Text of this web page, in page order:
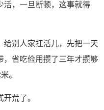
活，一旦断顿，这事就得
给别人家扛活儿，先把一天
，省吃俭用攒了三年才攒够
。
荒了。